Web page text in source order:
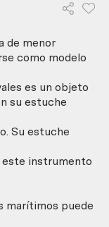
de menor
como modelo
es un objeto
su estuche
Su estuche
este instrumento
marítimos puede